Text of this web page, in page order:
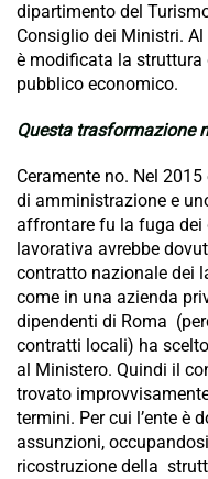
dipartimento del
Consiglio dei Ministri.
è modificata la
pubblico economico.
Questa trasformazione
Ceramente no. Nel
di amministrazione e
affrontare fu la fuga dei
lavorativa avrebbe
contratto nazionale dei
come in una azienda
dipendenti di Roma
contratti locali) ha
al Ministero. Quindi il
trovato
termini. Per cui l’ente è
assunzioni,
ricostruzione della